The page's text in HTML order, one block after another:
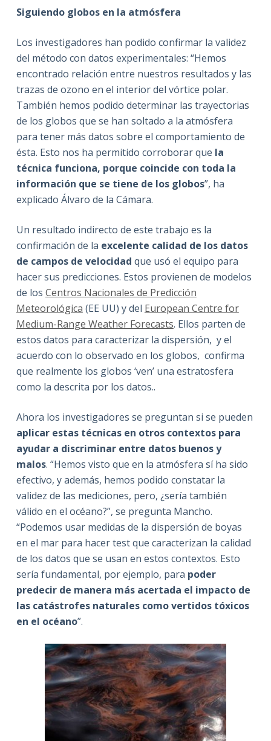
Siguiendo globos en la atmósfera
Los investigadores han podido confirmar la validez
del método con datos experimentales: “Hemos
encontrado relación entre nuestros resultados y las
trazas de ozono en el interior del vórtice polar.
También hemos podido determinar las trayectorias
de los globos que se han soltado a la atmósfera
para tener más datos sobre el comportamiento de
ésta. Esto nos ha permitido corroborar que la
técnica funciona, porque coincide con toda la
información que se tiene de los globos”, ha
explicado Álvaro de la Cámara.
Un resultado indirecto de este trabajo es la
confirmación de la excelente calidad de los datos
de campos de velocidad que usó el equipo para
hacer sus predicciones. Estos provienen de modelos
de los Centros Nacionales de Predicción
Meteorológica (EE UU) y del European Centre for
Medium-Range Weather Forecasts. Ellos parten de
estos datos para caracterizar la dispersión, y el
acuerdo con lo observado en los globos, confirma
que realmente los globos ‘ven’ una estratosfera
como la descrita por los datos..
Ahora los investigadores se preguntan si se pueden
aplicar estas técnicas en otros contextos para
ayudar a discriminar entre datos buenos y
malos. “Hemos visto que en la atmósfera sí ha sido
efectivo, y además, hemos podido constatar la
validez de las mediciones, pero, ¿sería también
válido en el océano?”, se pregunta Mancho.
“Podemos usar medidas de la dispersión de boyas
en el mar para hacer test que caracterizan la calidad
de los datos que se usan en estos contextos. Esto
sería fundamental, por ejemplo, para poder
predecir de manera más acertada el impacto de
las catástrofes naturales como vertidos tóxicos
en el océano”.